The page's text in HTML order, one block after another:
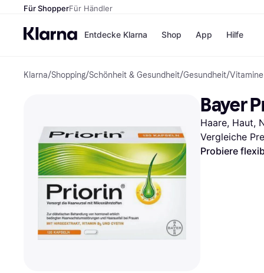
Für ShopperFür Händler
Entdecke Klarna
Zahlungsmethoden
Sofort bezahlen
Bezahle in 3
Teilzahlungen
Bezahle in bis zu 30
Tagen
Ratenzahlung
Shop
Shops
H&M
Temu
App Hilfe
Klarna/Shopping/Schönheit & Gesundheit/Gesundheit/
Bayer
Haare, Haut,
Vergleiche
Probiere